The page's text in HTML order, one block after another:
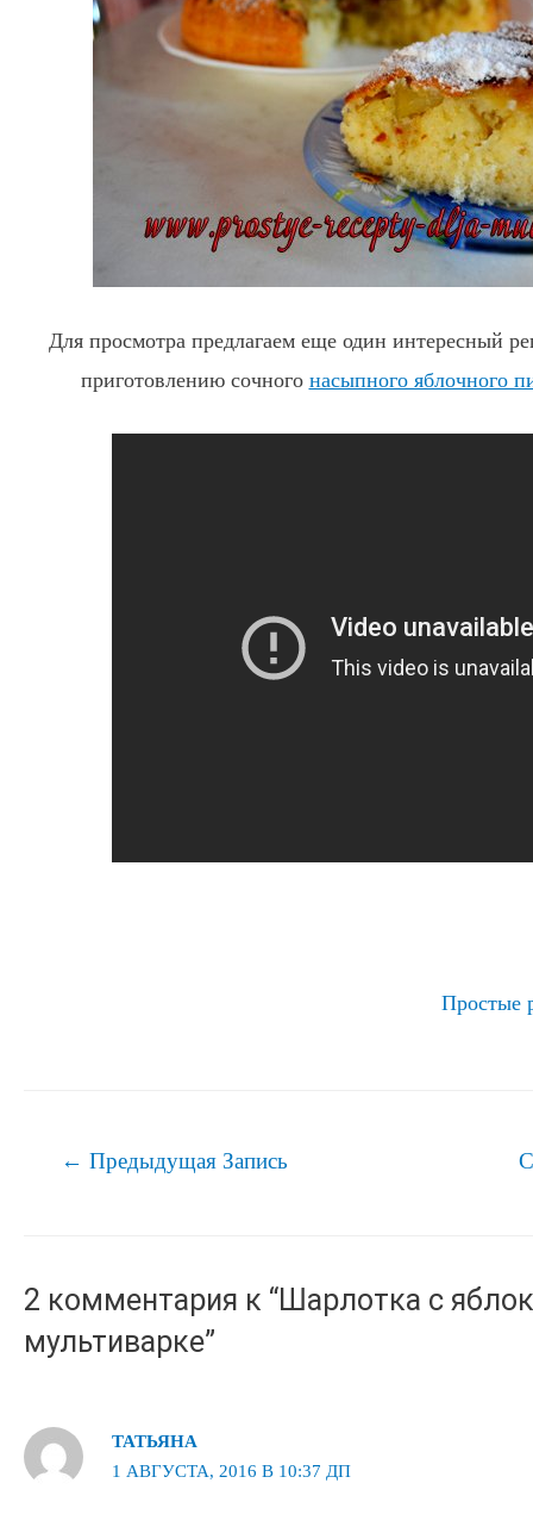
Для просмотра предлагаем еще один интересный
приготовлению сочного насыпного яблочного
Простые
Навигация
← Предыдущая Запись
2 комментария к “Шарлотка с
мультиварке”
ТАТЬЯНА
1 АВГУСТА, 2016 В 10:37 ДП